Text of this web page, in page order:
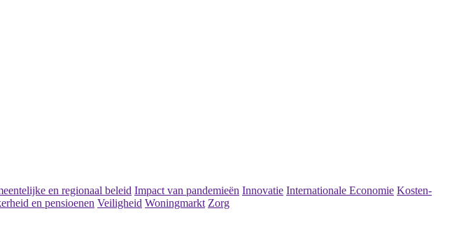
en regionaal beleid Impact van pandemieën Innovatie Internationale Economie Kosten-
en pensioenen Veiligheid Woningmarkt Zorg